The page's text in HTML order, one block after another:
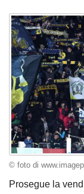
© foto di
Prosegue la